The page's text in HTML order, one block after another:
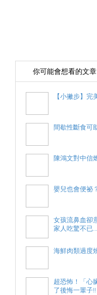
你可能會想看的文章
【小撇步】
間歇性斷食可
陳鴻文對中信
嬰兒也會便祕
女孩流鼻血卻
家人吃驚不已...
海鮮肉類過度
超恐怖！「心
了後悔一輩子!!